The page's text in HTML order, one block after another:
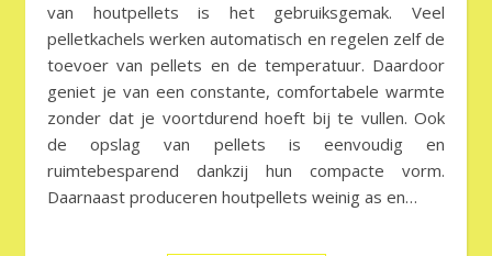
van houtpellets is het gebruiksgemak. Veel
pelletkachels werken automatisch en regelen zelf de
toevoer van pellets en de temperatuur. Daardoor
geniet je van een constante, comfortabele warmte
zonder dat je voortdurend hoeft bij te vullen. Ook
de opslag van pellets is eenvoudig en
ruimtebesparend dankzij hun compacte vorm.
Daarnaast produceren houtpellets weinig as en…